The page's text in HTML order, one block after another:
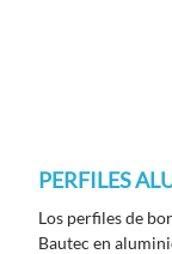
PERFILES
Los perfiles de
Bautec en